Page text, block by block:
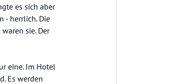
es sich aber
- herrlich. Die
sie. Der
eine. Im Hotel
Es werden